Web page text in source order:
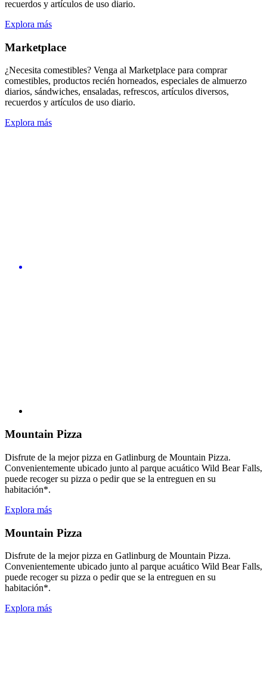
recuerdos y artículos de uso diario.
Explora más
Marketplace
¿Necesita comestibles? Venga al Marketplace para comprar
comestibles, productos recién horneados, especiales de almuerzo
diarios, sándwiches, ensaladas, refrescos, artículos diversos,
recuerdos y artículos de uso diario.
Explora más
Mountain Pizza
Disfrute de la mejor pizza en Gatlinburg de Mountain Pizza.
Convenientemente ubicado junto al parque acuático Wild Bear Falls,
puede recoger su pizza o pedir que se la entreguen en su
habitación*.
Explora más
Mountain Pizza
Disfrute de la mejor pizza en Gatlinburg de Mountain Pizza.
Convenientemente ubicado junto al parque acuático Wild Bear Falls,
puede recoger su pizza o pedir que se la entreguen en su
habitación*.
Explora más